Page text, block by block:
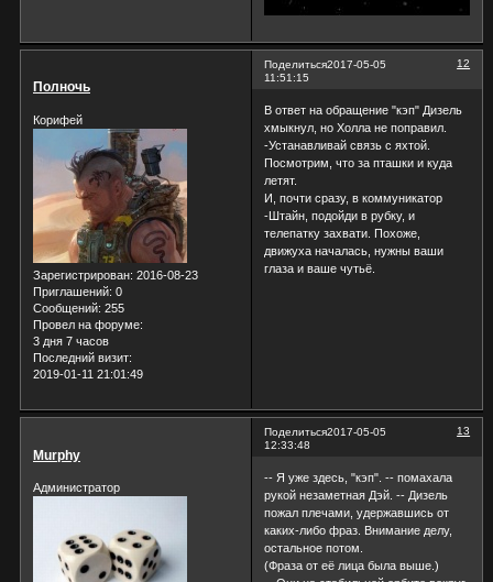
Поделиться 12
2017-05-05
11:51:15
Полночь
Корифей
Зарегистрирован: 2016-08-23
Приглашений: 0
Сообщений: 255
Провел на форуме:
3 дня 7 часов
Последний визит:
2019-01-11 21:01:49
В ответ на обращение "кэп" Дизель
хмыкнул, но Холла не поправил.
-Устанавливай связь с яхтой.
Посмотрим, что за пташки и куда
летят.
И, почти сразу, в коммуникатор
-Штайн, подойди в рубку, и
телепатку захвати. Похоже,
движуха началась, нужны ваши
глаза и ваше чутьё.
Поделиться 13
2017-05-05
12:33:48
Murphy
Администратор
-- Я уже здесь, "кэп". -- помахала
рукой незаметная Дэй. -- Дизель
пожал плечами, удержавшись от
каких-либо фраз. Внимание делу,
остальное потом.
(Фраза от её лица была выше.)